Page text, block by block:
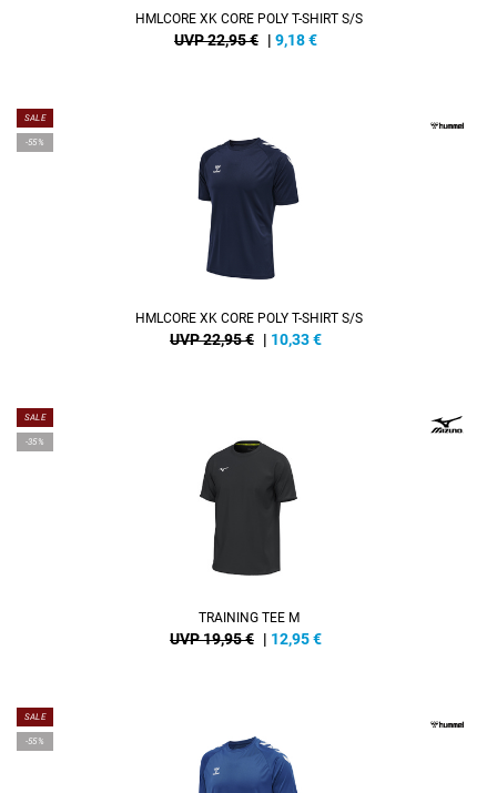
HMLCORE XK CORE POLY T-SHIRT S/S
UVP 22,95 € | 9,18€
SALE
-55%
HMLCORE XK CORE POLY T-SHIRT S/S
UVP 22,95 € | 10,33€
SALE
-35%
TRAINING TEE M
UVP 19,95 € | 12,95€
SALE
-55%